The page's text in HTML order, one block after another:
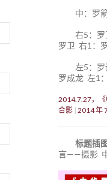
中：罗
右5：
罗卫 右1：
左5：
罗成龙 左1
2014.7.27，
合影 2014 年
标题插图
言——摄影